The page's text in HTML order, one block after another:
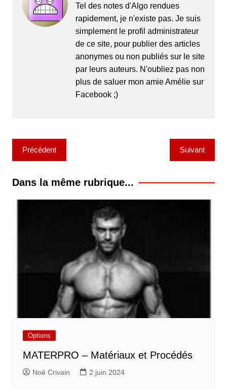
Tel des notes d'Algo rendues
rapidement, je n'existe pas. Je suis
simplement le profil administrateur
de ce site, pour publier des articles
anonymes ou non publiés sur le site
par leurs auteurs. N'oubliez pas non
plus de saluer mon amie Amélie sur
Facebook ;)
Navigation
de
l’article
Précédent Suivant
Dans la même rubrique...
Options
MATERPRO – Matériaux et Procédés
Noé Crivain 2 juin 2024